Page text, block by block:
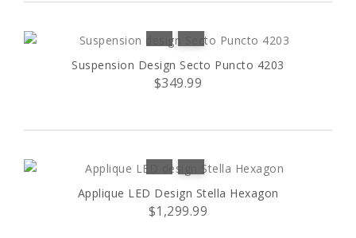
Suspension Design Secto Puncto 4203
$349.99
Applique LED Design Stella Hexagon
$1,299.99